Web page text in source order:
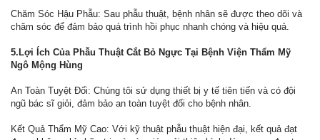
Chăm Sóc Hậu Phẫu: Sau phẫu thuật, bệnh nhân sẽ được theo dõi và
chăm sóc để đảm bảo quá trình hồi phục nhanh chóng và hiệu quả.
5.Lợi Ích Của Phẫu Thuật Cắt Bỏ Ngực Tại Bệnh Viện Thẩm Mỹ
Ngô Mộng Hùng
An Toàn Tuyệt Đối: Chúng tôi sử dụng thiết bị y tế tiên tiến và có đội
ngũ bác sĩ giỏi, đảm bảo an toàn tuyệt đối cho bệnh nhân.
Kết Quả Thẩm Mỹ Cao: Với kỹ thuật phẫu thuật hiện đại, kết quả đạt